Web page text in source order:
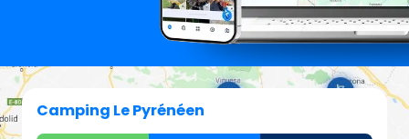
Camping Le Pyrénéen